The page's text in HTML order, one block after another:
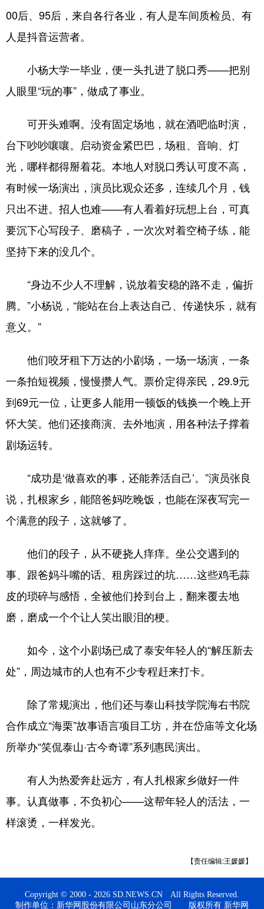
00后、95后，来自各行各业，有人是车间质检员、有
人是抖音运营者。
小杨大学一毕业，便一头扎进了脱口秀——把别
人眼里“玩的事”，做成了事业。
可开头难啊。没有固定场地，就在酒吧临时演，
台下吵吵嚷嚷。启动资金紧巴巴，场租、音响、灯
光，哪样都得掰着花。本地人对脱口秀认可度不高，
有时候一场演出，演员比观众还多，连续几个月，钱
只出不进。招人也难——有人看着好玩想上台，可真
要沉下心写段子、磨稿子，一次次对着空椅子练，能
坚持下来的没几个。
“身边不少人不理解，说放着安稳的路不走，偏折
腾。”小杨说，“能站在台上表达自己、传递快乐，就有
意义。”
他们咬牙租下万达的小剧场，一场一场演，一条
一条拍短视频，慢慢攒人气。票价定得亲民，29.9元
到69元一位，让更多人能用一顿饭的钱换一个晚上开
怀大笑。他们还接商演、去外地演，用各种法子撑着
剧场运转。
“成功是‘做喜欢的事，还能养活自己’。”演员张良
说，扎根家乡，能陪爸妈吃晚饭，也能在深夜写完一
个满意的段子，这就够了。
他们的段子，从不硬挠人痒痒。坐公交遇到的
事、跟爸妈斗嘴的话、租房踩过的坑……这些鸡毛蒜
皮的琐碎与感悟，全被他们拎到台上，翻来覆去地
磨，磨成一个个让人笑出眼泪的梗。
如今，这个小剧场已成了泰安年轻人的“解压新去
处”，周边城市的人也有不少专程赶来打卡。
除了常规演出，他们还与泰山科技学院海右书院
合作成立“海栗”故事语言项目工坊，并在岱庙等文化场
所举办“笑侃泰山·古今奇谭”系列惠民演出。
有人为热爱奔赴远方，有人扎根家乡做好一件
事。认真做事，不负初心——这帮年轻人的活法，一
样滚烫，一样发光。
【责任编辑:王媛媛】
Copyright © 2000 - 2026 SD.NEWS.CN All Rights Reserved.
制作单位：新华网股份有限公司山东分公司 版权所有 新华网